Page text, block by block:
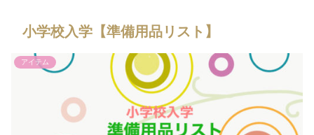
小学校入学【準備用品リスト】
アイテム